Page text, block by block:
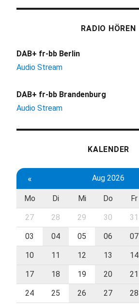
RADIO HÖREN
DAB+ fr-bb Berlin
Audio Stream
DAB+ fr-bb Brandenburg
Audio Stream
KALENDER
« Aug 2026
Mo Di Mi Do Fr
27 28 29 30 31
03 04 05 06 07
10 11 12 13 14
17 18 19 20 21
24 25 26 27 28